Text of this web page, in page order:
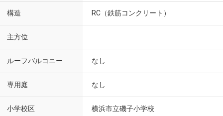
構造 RC（鉄筋コンクリート）
主方位
ルーフバルコニー なし
専用庭 なし
小学校区 横浜市立磯子小学校